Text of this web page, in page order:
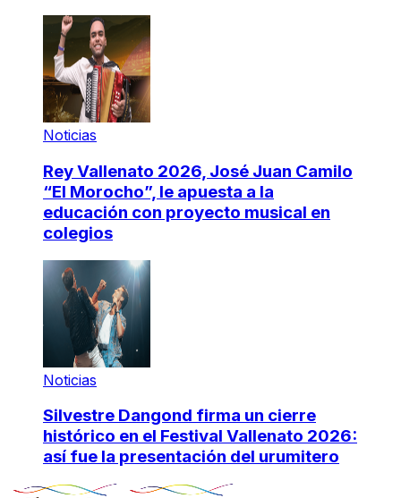
Noticias
Rey Vallenato 2026, José Juan Camilo
“El Morocho”, le apuesta a la
educación con proyecto musical en
colegios
Noticias
Silvestre Dangond firma un cierre
histórico en el Festival Vallenato 2026:
así fue la presentación del urumitero